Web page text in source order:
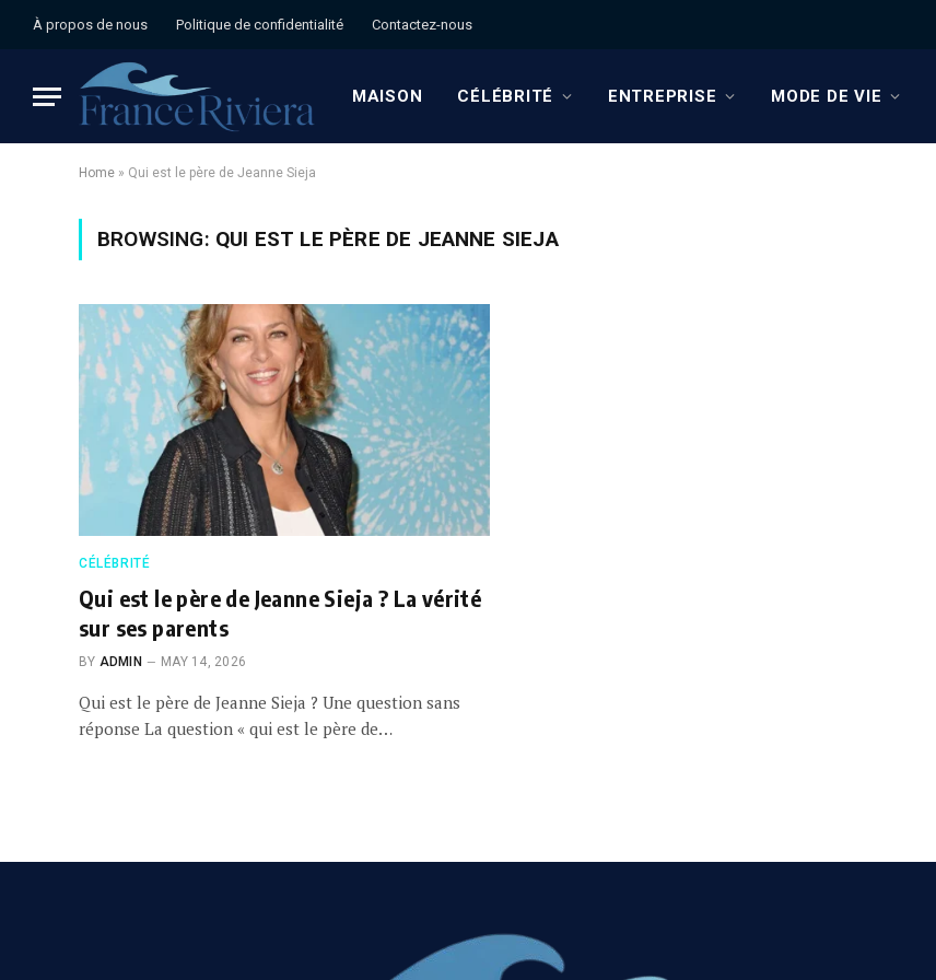
À propos de nous Politique de confidentialité Contactez-nous
MAISON CÉLÉBRITÉ ENTREPRISE MODE DE VIE
Home » Qui est le père de Jeanne Sieja
BROWSING: QUI EST LE PÈRE DE JEANNE SIEJA
CÉLÉBRITÉ
Qui est le père de Jeanne Sieja ? La vérité
sur ses parents
BY ADMIN MAY 14, 2026
Qui est le père de Jeanne Sieja ? Une question sans
réponse La question « qui est le père de…